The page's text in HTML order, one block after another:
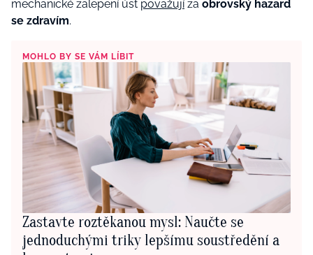
mechanické zalepení úst považujíza obrovský hazard
se zdravím.
MOHLO BY SE VÁM LÍBIT
Zastavte roztěkanou mysl: Naučte se
jednoduchými triky lepšímu soustředění a